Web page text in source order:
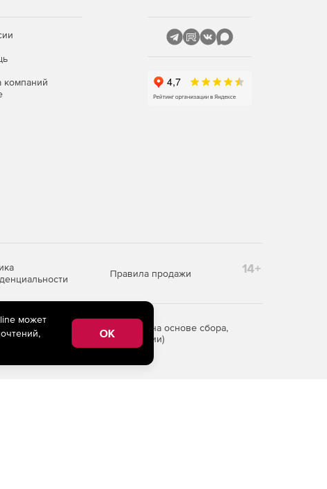
компаний
Правила продажи 14+
предоставления информации на основе сбора,
Российской Федерации)
может
OK